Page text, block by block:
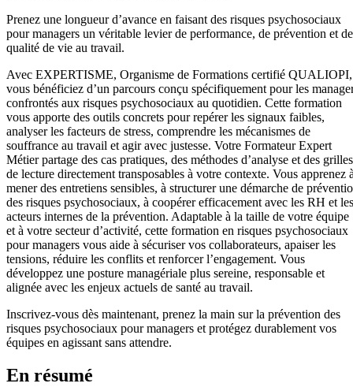
Prenez une longueur d’avance en faisant des risques psychosociaux
pour managers un véritable levier de performance, de prévention et de
qualité de vie au travail.
Avec EXPERTISME, Organisme de Formations certifié QUALIOPI,
vous bénéficiez d’un parcours conçu spécifiquement pour les
confrontés aux risques psychosociaux au quotidien. Cette formation
vous apporte des outils concrets pour repérer les signaux faibles,
analyser les facteurs de stress, comprendre les mécanismes de
souffrance au travail et agir avec justesse. Votre Formateur Expert
Métier partage des cas pratiques, des méthodes d’analyse et des grilles
de lecture directement transposables à votre contexte. Vous apprenez
mener des entretiens sensibles, à structurer une démarche de
des risques psychosociaux, à coopérer efficacement avec les RH et les
acteurs internes de la prévention. Adaptable à la taille de votre équipe
et à votre secteur d’activité, cette formation en risques psychosociaux
pour managers vous aide à sécuriser vos collaborateurs, apaiser les
tensions, réduire les conflits et renforcer l’engagement. Vous
développez une posture managériale plus sereine, responsable et
alignée avec les enjeux actuels de santé au travail.
Inscrivez-vous dès maintenant, prenez la main sur la prévention des
risques psychosociaux pour managers et protégez durablement vos
équipes en agissant sans attendre.
En résumé